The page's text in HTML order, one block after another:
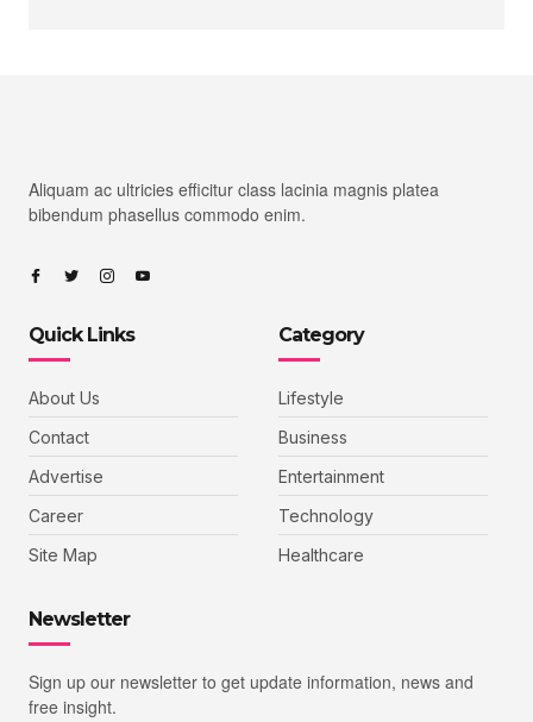
Aliquam ac ultricies efficitur class lacinia magnis platea
bibendum phasellus commodo enim.
Quick Links
About Us
Contact
Advertise
Career
Site Map
Category
Lifestyle
Business
Entertainment
Technology
Healthcare
Newsletter
Sign up our newsletter to get update information, news and
free insight.